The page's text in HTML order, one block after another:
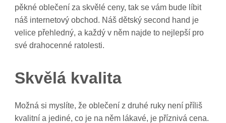
pěkné oblečení za skvělé ceny, tak se vám bude líbit
náš internetový obchod. Nášdětský second hand je
velice přehledný, a každý v něm najde to nejlepší pro
své drahocenné ratolesti.
Skvělá kvalita
Možná si myslíte, že oblečení z druhé ruky není příliš
kvalitní a jediné, co je na něm lákavé, je příznivá cena.